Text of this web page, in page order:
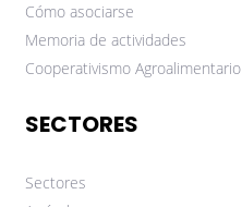
Cómo asociarse
Memoria de actividades
Cooperativismo Agroalimentario
SECTORES
Sectores